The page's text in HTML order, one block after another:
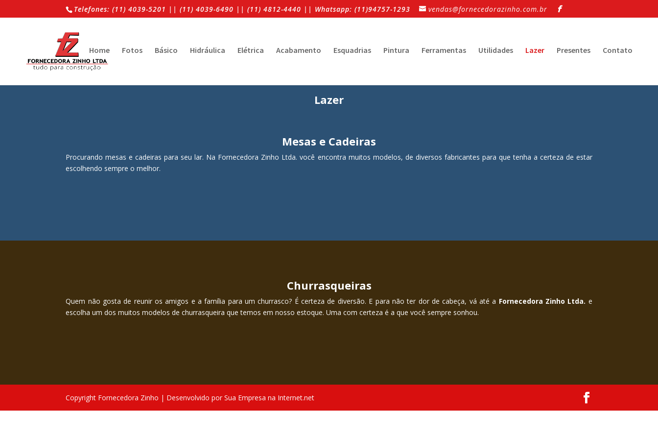
Telefones: (11) 4039-5201 || (11) 4039-6490 || (11) 4812-4440 || Whatsapp: (11)94757-1293 vendas@fornecedorazinho.com.br
Home Fotos Básico Hidráulica Elétrica Acabamento Esquadrias Pintura Ferramentas Utilidades Lazer Presentes Contato
Lazer
Mesas e Cadeiras
Procurando mesas e cadeiras para seu lar. Na Fornecedora Zinho Ltda. você encontra muitos modelos, de diversos fabricantes para que tenha a certeza de estar
escolhendo sempre o melhor.
Churrasqueiras
Quem não gosta de reunir os amigos e a família para um churrasco? É certeza de diversão. E para não ter dor de cabeça, vá até a Fornecedora Zinho Ltda. e
escolha um dos muitos modelos de churrasqueira que temos em nosso estoque. Uma com certeza é a que você sempre sonhou.
Copyright Fornecedora Zinho | Desenvolvido por Sua Empresa na Internet.net